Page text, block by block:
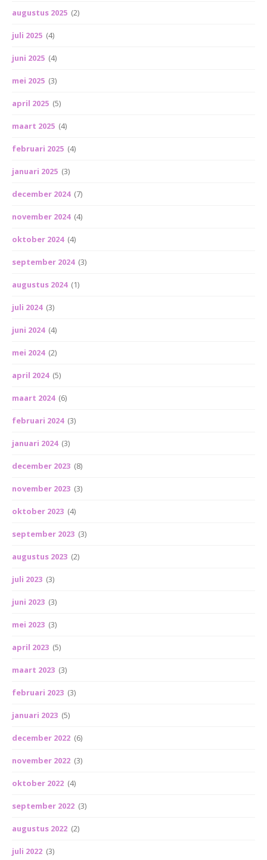
augustus 2025 (2)
juli 2025 (4)
juni 2025 (4)
mei 2025 (3)
april 2025 (5)
maart 2025 (4)
februari 2025 (4)
januari 2025 (3)
december 2024 (7)
november 2024 (4)
oktober 2024 (4)
september 2024 (3)
augustus 2024 (1)
juli 2024 (3)
juni 2024 (4)
mei 2024 (2)
april 2024 (5)
maart 2024 (6)
februari 2024 (3)
januari 2024 (3)
december 2023 (8)
november 2023 (3)
oktober 2023 (4)
september 2023 (3)
augustus 2023 (2)
juli 2023 (3)
juni 2023 (3)
mei 2023 (3)
april 2023 (5)
maart 2023 (3)
februari 2023 (3)
januari 2023 (5)
december 2022 (6)
november 2022 (3)
oktober 2022 (4)
september 2022 (3)
augustus 2022 (2)
juli 2022 (3)